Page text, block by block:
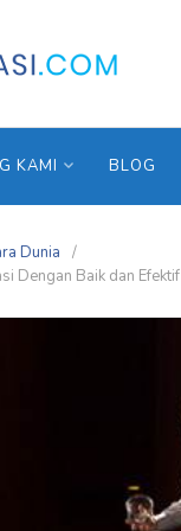
KAMI BLOG
Dunia
Dengan Baik dan Efektif